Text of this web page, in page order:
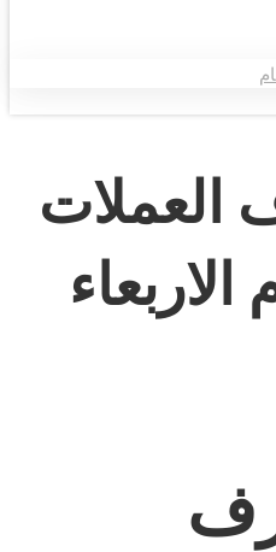
العملات
الاربعاء